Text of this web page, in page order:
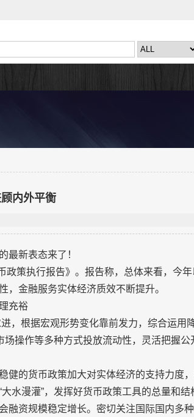
内外平衡
最新表态来了！
政策执行报告》。报告称，总体来看，今
，金融服务实体经济质效不断提升。
充裕
，根据宏观形势变化靠前发力，综合运用
操作等多种方式投放流动性，灵活把握公
健的货币政策加大对实体经济的支持力度
水漫灌”，发挥好货币政策工具的总量和结
融资规模稳定增长。密切关注国际国内多